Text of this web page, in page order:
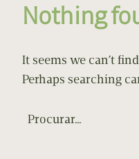
Nothing
It seems we can’t
Perhaps searching